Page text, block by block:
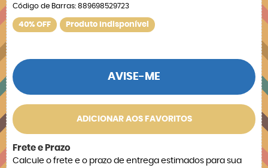
Código de Barras: 889698529723
40% OFF Produto Indisponível
AVISE-ME
ADICIONAR AOS FAVORITOS
Frete e Prazo
Calcule o frete e o prazo de entrega estimados para sua